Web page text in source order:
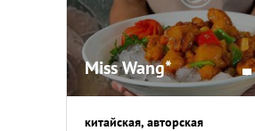
Miss Wang*
китайская авторская